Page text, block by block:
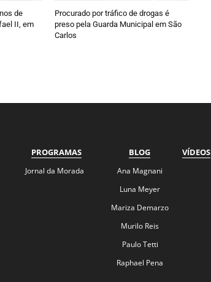
de
II, em
Procurado por tráfico de drogas é
preso pela Guarda Municipal em São
Carlos
PROGRAMAS
Jornal da Morada
BLOG
Ana Magnani
Luna Meyer
Mariza Demarzo
Murilo Reis
Paulo Tetti
Raphael Pena
VÍDEOS